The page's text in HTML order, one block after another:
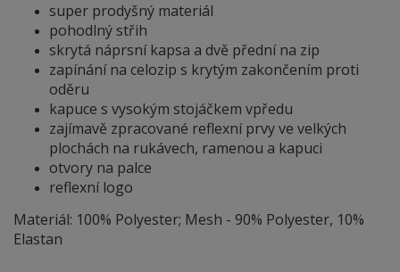
super prodyšný materiál
pohodlný střih
skrytá náprsní kapsa a dvě přední na zip
zapínání na celozip s krytým zakončením proti
oděru
kapuce s vysokým stojáčkem vpředu
zajímavě zpracované reflexní prvy ve velkých
plochách na rukávech, ramenou a kapuci
otvory na palce
reflexní logo
Materiál: 100% Polyester; Mesh - 90% Polyester, 10%
Elastan